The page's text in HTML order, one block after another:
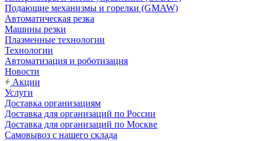
Подающие механизмы и горелки (GMAW)
Автоматическая резка
Машины резки
Плазменные технологии
Технологии
Автоматизация и роботизация
Новости
Акции
Услуги
Доставка организациям
Доставка для организаций по России
Доставка для организаций по Москве
Самовывоз с нашего склада